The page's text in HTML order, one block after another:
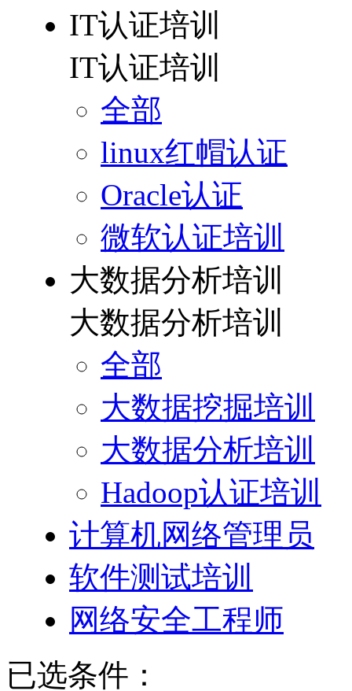
IT认证培训
IT认证培训
全部
linux红帽认证
Oracle认证
微软认证培训
大数据分析培训
大数据分析培训
全部
大数据挖掘培训
大数据分析培训
Hadoop认证培训
计算机网络管理员
软件测试培训
网络安全工程师
已选条件：